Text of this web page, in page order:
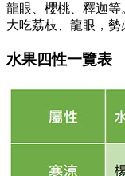
龍眼、櫻桃、釋迦
大吃荔枝、龍眼，勢
水果四性一覽表